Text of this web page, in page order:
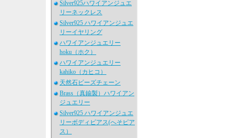
Silver925ハワイアンジュエ
リーネックレス
Silver925 ハワイアンジュエ
リーイヤリング
ハワイアンジュエリー
hoku（ホク）
ハワイアンジュエリー
kahiko（カヒコ）
天然石ビーズチェーン
Brass（真鍮製）ハワイアン
ジュエリー
Silver925 ハワイアンジュエ
リーボディピアス(へそピア
ス）